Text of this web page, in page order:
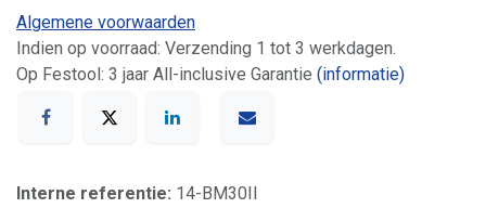
Algemene voorwaarden
Indien op voorraad: Verzending 1 tot 3 werkdagen.
Op Festool: 3 jaar All-inclusive Garantie (informatie)
Interne referentie: 14-BM30II